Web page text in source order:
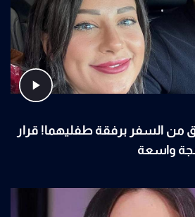
من السفر برفقة طفليهما! قرار
واسعة